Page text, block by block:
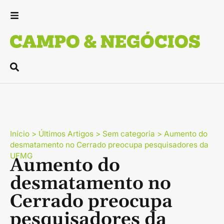
Início > Últimos Artigos > Sem categoria > Aumento do
desmatamento no Cerrado preocupa pesquisadores da
UFMG
Aumento do
desmatamento no
Cerrado preocupa